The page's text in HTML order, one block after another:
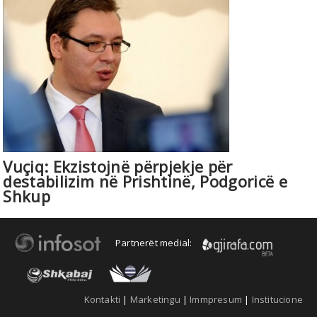
Vuçiq: Ekzistojnë përpjekje për
destabilizim në Prishtinë, Podgoricë e
Shkup
Partnerët medial:
Kontakti | Marketingu | Immpresum | Institucione